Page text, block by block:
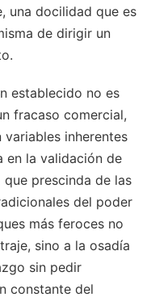
una docilidad que es
de dirigir un
establecido no es
fracaso comercial,
inherentes
en la validación de
prescinda de las
del poder
más feroces no
sino a la osadía
sin pedir
constante del